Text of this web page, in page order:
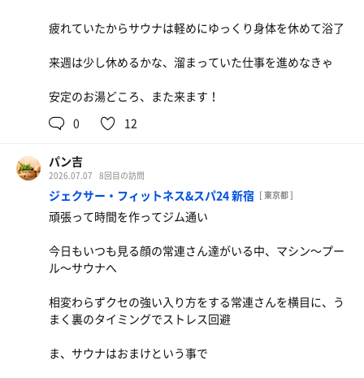
疲れていたからサウナは軽めにゆっくり身体を休めて浴了
来週は少し休めるかな、溜まっていた仕事を進めなきゃ
安定のお湯どころ、また来ます！
0
12
パン吉
2026.07.07 8回目の訪問
ジェクサー・フィットネス&スパ24 新宿 [ 東京都 ]
頑張って時間を作ってジム通い
今日もいつも見る顔の常連さん達がいる中、マシン〜プー
ル〜サウナへ
相変わらずクセの強い入り方をする常連さんを横目に、う
まく裏のタイミングでストレス回避
ま、サウナはおまけという事で